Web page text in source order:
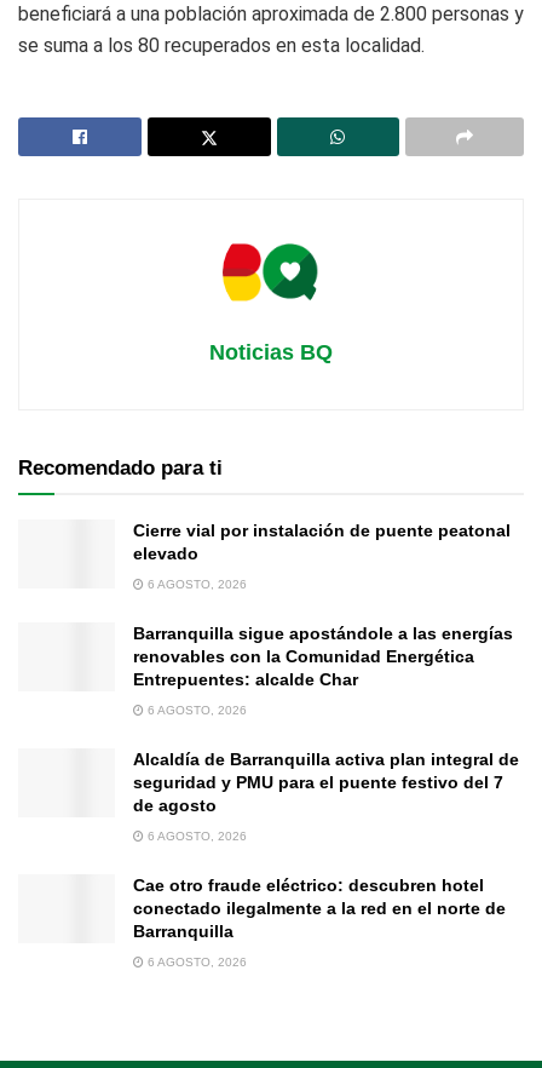
beneficiará a una población aproximada de 2.800 personas y
se suma a los 80 recuperados en esta localidad.
Noticias BQ
Recomendado para ti
Cierre vial por instalación de puente peatonal
elevado
6 AGOSTO, 2026
Barranquilla sigue apostándole a las energías
renovables con la Comunidad Energética
Entrepuentes: alcalde Char
6 AGOSTO, 2026
Alcaldía de Barranquilla activa plan integral de
seguridad y PMU para el puente festivo del 7
de agosto
6 AGOSTO, 2026
Cae otro fraude eléctrico: descubren hotel
conectado ilegalmente a la red en el norte de
Barranquilla
6 AGOSTO, 2026